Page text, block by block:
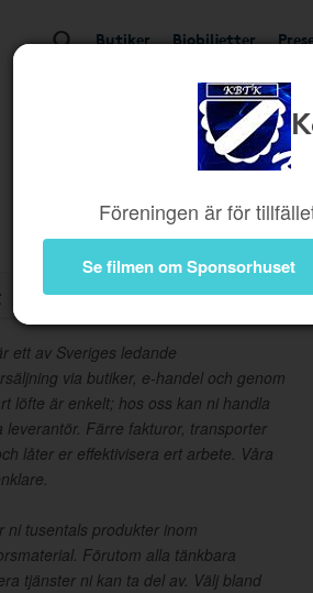
Butiker Biobiljetter
Föreningen är för
Se filmen om Sponsorhuset
ett av Sveriges ledande
via butiker, e-handel och genom
löfte är enkelt; hos oss kan ni handla
Färre fakturor, transporter
låter er effektivisera ert arbete. Våra
ni tusentals produkter inom
Förutom alla tänkbara
tjänster ni kan ta del av. Välj bland